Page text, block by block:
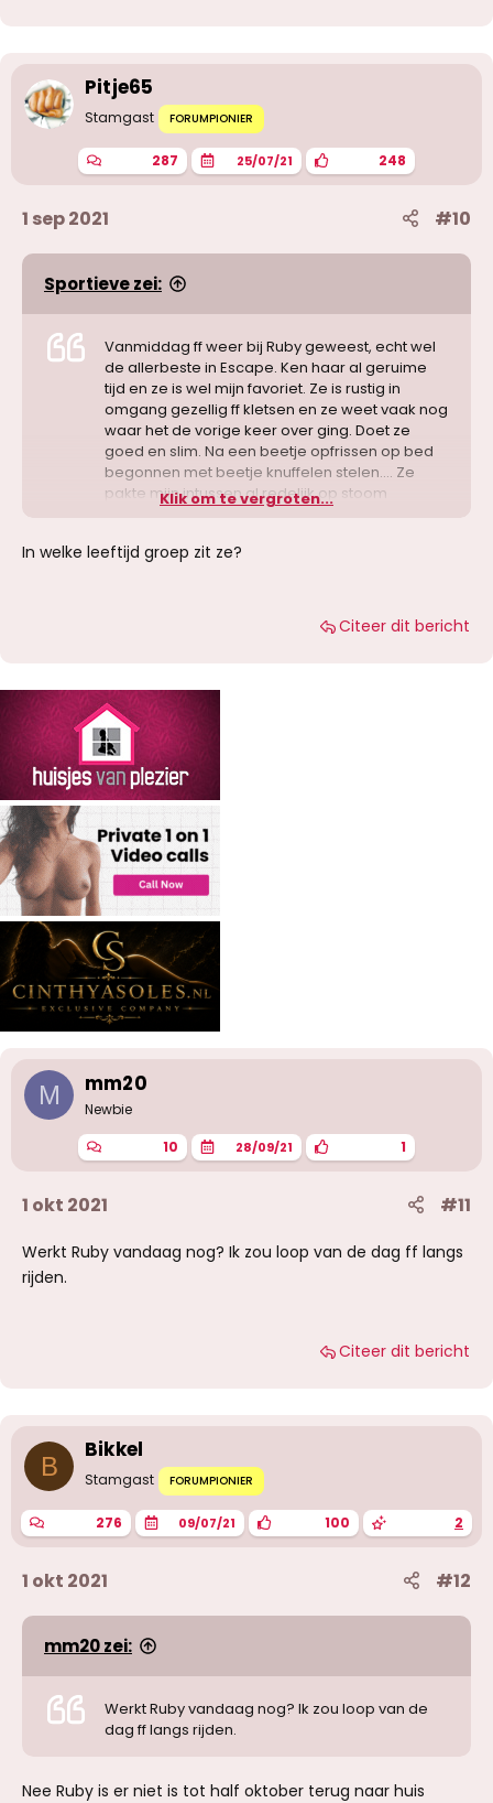
Pitje65
Stamgast FORUMPIONIER
287 25/07/21 248
1 sep 2021 #10
Sportieve zei:
Vanmiddag ff weer bij Ruby geweest, echt wel
de allerbeste in Escape. Ken haar al geruime
tijd en ze is wel mijn favoriet. Ze is rustig in
omgang gezellig ff kletsen en ze weet vaak nog
waar het de vorige keer over ging. Doet ze
goed en slim. Na een beetje opfrissen op bed
begonnen met beetje knuffelen stelen…. Ze
pakte mijn intussen al redelijk op stoom
gekomen jongeheer rustig vast en bracht hem
gewoonlijk met haar mond om om vervolgens
laten nemen boven op me……. Ze bereed me
weer heerlijk en na een tijdje zelf rechtop gaan
die manier tot een heerlijk eind te komen.
Daarna ff rustig gekletst nog tijdens het
aankleden en ze nam de tijd om dingen te
vertellen over haar thuisland toen ik daar naar
informeerde. Kortom weer een super fijne tijd
met Ruby gehad en ze ziet me zeker weer
terug.
Klik om te vergroten...
In welke leeftijd groep zit ze?
Citeer dit bericht
M mm20
Newbie
10 28/09/21 1
1 okt 2021 #11
Werkt Ruby vandaag nog? Ik zou loop van de dag ff langs
rijden.
Citeer dit bericht
B
Bikkel
Stamgast FORUMPIONIER
276 09/07/21 100 2
1 okt 2021 #12
mm20 zei:
Werkt Ruby vandaag nog? Ik zou loop van de
dag ff langs rijden.
Nee Ruby is er niet is tot half oktober terug naar huis